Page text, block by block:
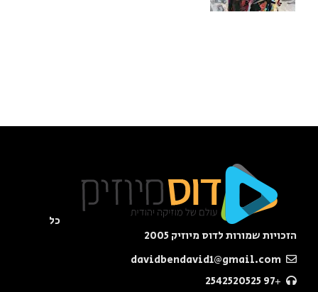
כל
הזכויות שמורות לדוס מיוזיק 2005
+97 2542520525